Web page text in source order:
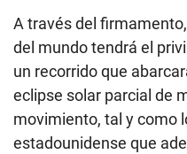
A través del
del mundo tendrá el
un recorrido que
eclipse solar parcial de
movimiento, tal y como
estadounidense que